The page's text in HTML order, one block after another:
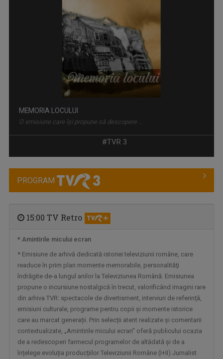
MEMORIA LOCULUI
O emisiune care își propune să descopere ...
REGATUL SĂLBATIC
Duminică, ora 17.00
#TVR 3
PROGRAM
15:00 TV Retro
* Amintirile micului ecran
* Emisiune de arhivă dedicată istoriei televiziunii române, care
readuce în prim plan momente memorabile, personalităţi
îndrăgite de-a lungul anilor la Televiziunea Română. Emisiunea
propune o incursiune nostalgică în trecut, valorificând imagini rare
din arhiva TVR: spectacole de divertisment, interviuri de referință,
emisiuni culturale, programe pentru copii și momente istorice
care au marcat generații. Prin selecții atent realizate și comentarii
contextualizate, „Amintirile micului ecran” oferă publicului ocazia
de a redescoperi farmecul programelor de altădată și de a
înțelege evoluția producțiilor Televiziunii Române (I+II) Jurnalist